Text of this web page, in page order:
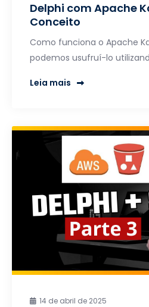
Delphi com Apache
Conceito
Como funciona o Apache
podemos usufruí-lo
Leia mais
14 de abril de 2025